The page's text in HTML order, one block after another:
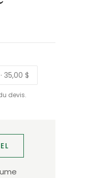
· 35,00 $
devis.